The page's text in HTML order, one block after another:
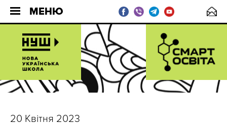
МЕНЮ
20 Квітня 2023